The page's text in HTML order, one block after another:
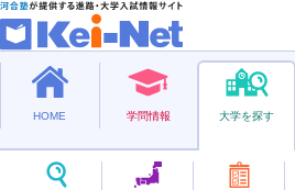
HOME 学問情報 大学を探す